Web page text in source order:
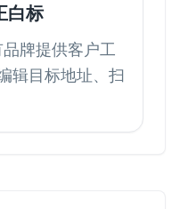
白标
牌提供客户工
辑目标地址、扫